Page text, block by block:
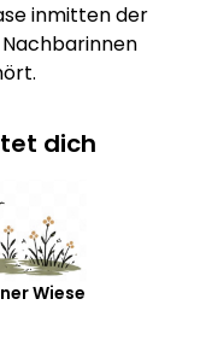
inmitten der
dich
Wiese